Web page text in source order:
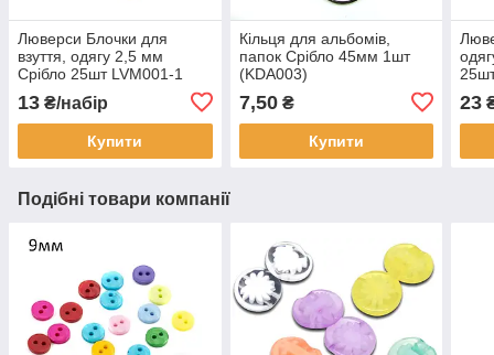
Люверси Блочки для
взуття, одягу 2,5 мм
Срібло 25шт LVM001-1
13 ₴/набір
Купити
Кільця для альбомів,
папок Срібло 45мм 1шт
(KDA003)
7,50₴
Купити
23
Подібні товари компанії